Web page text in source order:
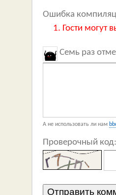
Ошибка
Гости могут
Семь раз
А не использовать ли нам
Проверочный код: